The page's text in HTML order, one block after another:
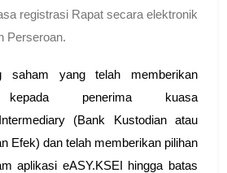
registrasi Rapat secara elektronik
Perseroan.
saham yang telah memberikan
penerima kuasa
Intermediary (Bank Kustodian atau
Efek) dan telah memberikan pilihan
aplikasi eASY.KSEI hingga batas